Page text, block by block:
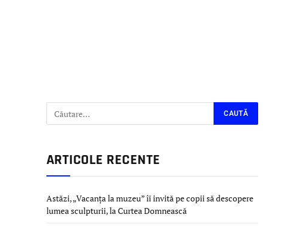
ARTICOLE RECENTE
Astăzi, „Vacanța la muzeu” îi invită pe copii să descopere
lumea sculpturii, la Curtea Domnească